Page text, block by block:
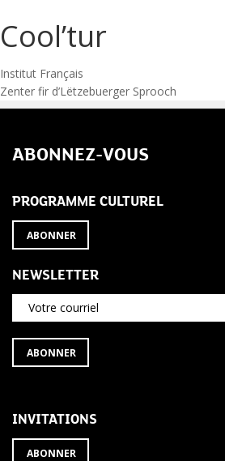
Cool’tur
Navigation
de
l’article
Institut Français
Zenter fir d’Lëtzebuerger Sprooch
ABONNEZ-VOUS
PROGRAMME CULTUREL
ABONNER
NEWSLETTER
Votre courriel
S'ABONNER
À
ABONNER
INVITATIONS
ABONNER